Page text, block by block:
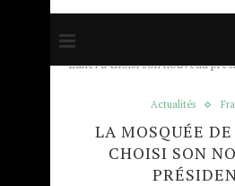
Accueil
Lunel a choisi son nouveau
Actualités
LA MOSQUÉE
CHOISI SON